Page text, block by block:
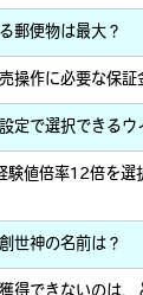
郵便物は最大？
操作に必要な保証
定で選択できるウ
験値倍率12倍を選
世神の名前は？
得できないのは、